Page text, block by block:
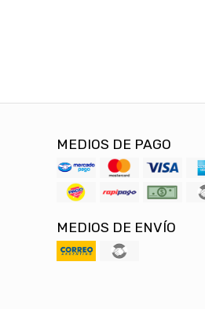
MEDIOS DE PAGO
MEDIOS DE ENVÍO